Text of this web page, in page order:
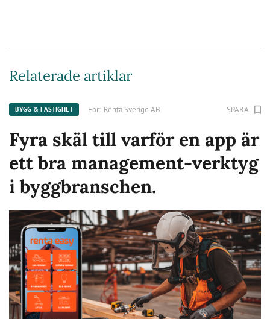
Relaterade artiklar
BYGG & FASTIGHET För: Renta Sverige AB SPARA
Fyra skäl till varför en app är
ett bra management-verktyg
i byggbranschen.